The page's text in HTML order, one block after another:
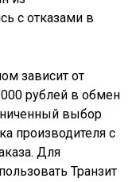
с отказами в
зависит от
рублей в обмен
выбор
производителя с
Для
Транзит